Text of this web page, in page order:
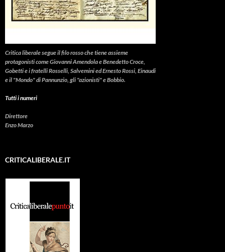
Critica liberalesegue il filo rosso che tiene assieme
protagonisti come Giovanni Amendola e Benedetto Croce,
Gobetti e i fratelli Rosselli, Salvemini ed Ernesto Rossi, Einaudi
e il "Mondo" di Pannunzio, gli "azionisti" e Bobbio.
Tutti i numeri
Direttore
Enzo Marzo
CRITICALIBERALE.IT